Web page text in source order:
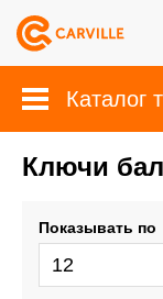
Каталог
Ключи
Показывать по